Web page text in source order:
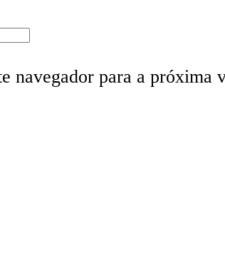
navegador para a próxima